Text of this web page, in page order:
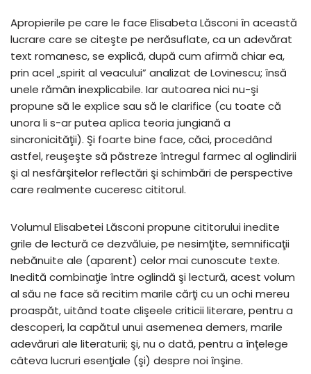
Apropierile pe care le face Elisabeta Lăsconi în această
lucrare care se citeşte pe nerăsuflate, ca un adevărat
text romanesc, se explică, după cum afirmă chiar ea,
prin acel „spirit al veacului” analizat de Lovinescu; însă
unele rămân inexplicabile. Iar autoarea nici nu-şi
propune să le explice sau să le clarifice (cu toate că
unora li s-ar putea aplica teoria jungiană a
sincronicităţii). Şi foarte bine face, căci, procedând
astfel, reuşeşte să păstreze întregul farmec al oglindirii
şi al nesfârşitelor reflectări şi schimbări de perspective
care realmente cuceresc cititorul.
Volumul Elisabetei Lăsconi propune cititorului inedite
grile de lectură ce dezvăluie, pe nesimţite, semnificaţii
nebănuite ale (aparent) celor mai cunoscute texte.
Inedită combinaţie între oglindă şi lectură, acest volum
al său ne face să recitim marile cărţi cu un ochi mereu
proaspăt, uitând toate clişeele criticii literare, pentru a
descoperi, la capătul unui asemenea demers, marile
adevăruri ale literaturii; şi, nu o dată, pentru a înţelege
câteva lucruri esenţiale (şi) despre noi înşine.